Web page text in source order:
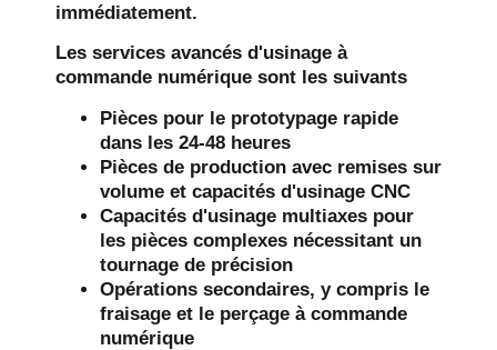
immédiatement.
Les services avancés d'usinage à
commande numérique sont les suivants
Pièces pour le prototypage rapide
dans les 24-48 heures
Pièces de production avec remises sur
volume et capacités d'usinage CNC
Capacités d'usinage multiaxes pour
les pièces complexes nécessitant un
tournage de précision
Opérations secondaires, y compris le
fraisage et le perçage à commande
numérique